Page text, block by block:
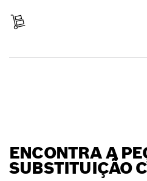
ENCONTRA A
SUBSTITUIÇÃO